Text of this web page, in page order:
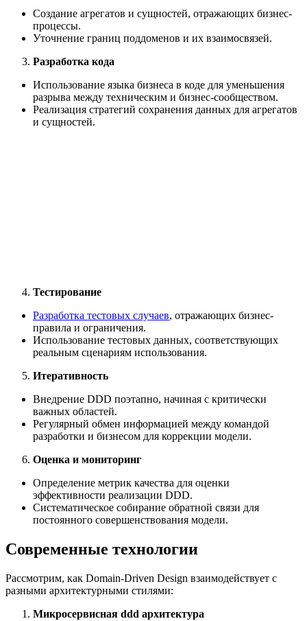
Создание агрегатов и сущностей, отражающих бизнес-
процессы.
Уточнение границ поддоменов и их взаимосвязей.
Разработка кода
Использование языка бизнеса в коде для уменьшения
разрыва между техническим и бизнес-сообществом.
Реализация стратегий сохранения данных для агрегатов
и сущностей.
Тестирование
Разработка тестовых случаев, отражающих бизнес-
правила и ограничения.
Использование тестовых данных, соответствующих
реальным сценариям использования.
Итеративность
Внедрение DDD поэтапно, начиная с критически
важных областей.
Регулярный обмен информацией между командой
разработки и бизнесом для коррекции модели.
Оценка и мониторинг
Определение метрик качества для оценки
эффективности реализации DDD.
Систематическое собирание обратной связи для
постоянного совершенствования модели.
Современные технологии
Рассмотрим, как Domain-Driven Design взаимодействует с
разными архитектурными стилями:
Микросервисная ddd архитектура